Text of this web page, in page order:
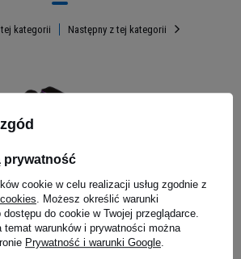
kategorii
NUTRITION - Smart Zip
Następny z tej kategorii
prywatność
cookie w celu realizacji usług zgodnie z
. Możesz określić warunki
do cookie w Twojej przeglądarce.
temat warunków i prywatności można
Prywatność i warunki Google.